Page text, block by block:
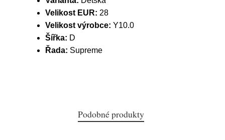
Velikost EUR: 28
Velikost výrobce: Y10.0
Šířka: D
Řada: Supreme
Podobné produkty